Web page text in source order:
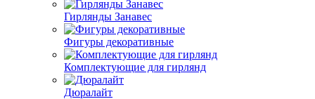
Гирлянды Занавес
Фигуры декоративные
Комплектующие для гирлянд
Дюралайт